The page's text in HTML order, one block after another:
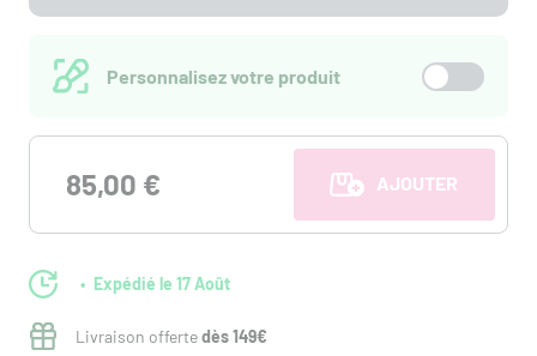
Personnalisez votre produit
85,00 € AJOUTER AU
Expédié le 17 Août
Livraison offertedès 149€